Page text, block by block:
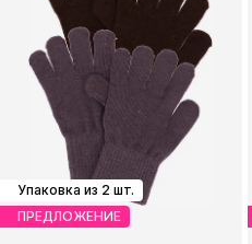
Упаковка из 2 шт.
ПРЕДЛОЖЕНИЕ